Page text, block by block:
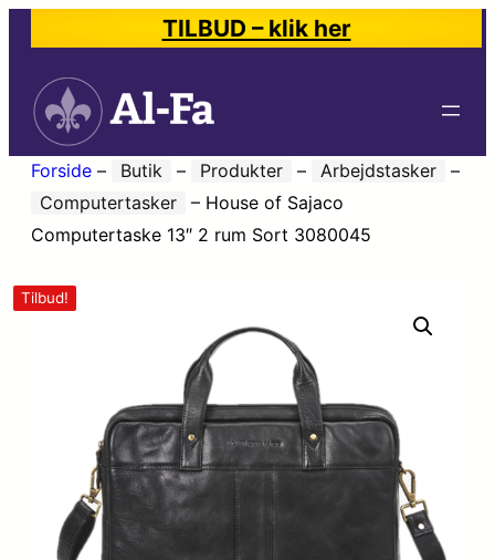
TILBUD – klik her
Forside – Butik – Produkter – Arbejdstasker
–
Computertasker
– House of Sajaco
Computertaske 13″ 2 rum Sort 3080045
Tilbud!